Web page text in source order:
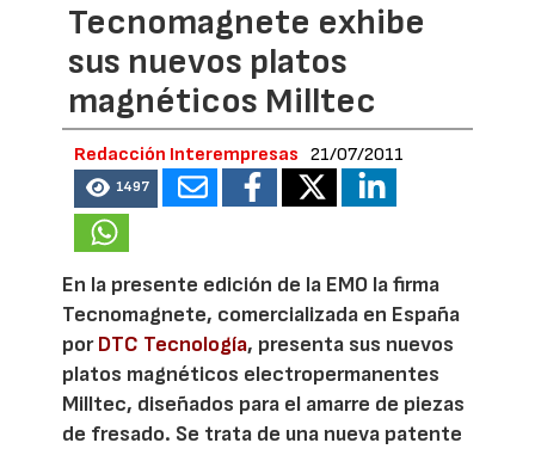
Tecnomagnete exhibe
sus nuevos platos
magnéticos Milltec
Redacción Interempresas 21/07/2011
1497
En la presente edición de la EMO la firma
Tecnomagnete, comercializada en España
porDTC Tecnología, presenta sus nuevos
platos magnéticos electropermanentes
Milltec, diseñados para el amarre de piezas
de fresado. Se trata de una nueva patente